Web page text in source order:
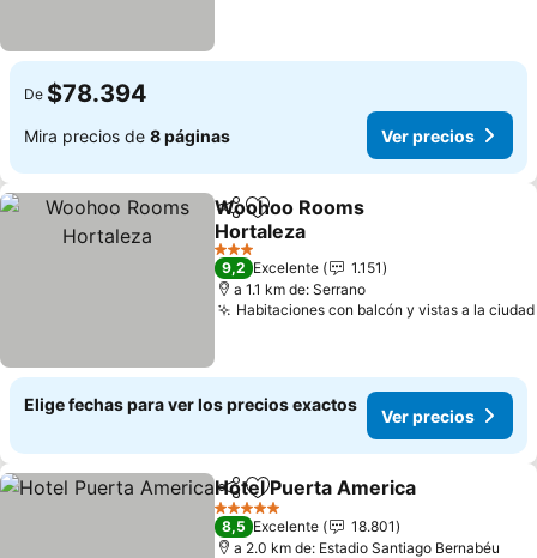
De $78.394
Mira precios de 8 páginas Ver precios
CompartirAgregar a favoritos
Woohoo Rooms
Hortaleza
Ver precios
3 Estrellas
9,2 Excelente
1.151
a 1.1 km de: Serrano
Habitaciones con balcón y vistas a la ciudad
Elige fechas para ver los precios exactos
Ver precios
CompartirAgregar a favoritos
Hotel Puerta America
5 Estrellas
8,5 Excelente
18.801
a 2.0 km de: Estadio Santiago Bernabéu